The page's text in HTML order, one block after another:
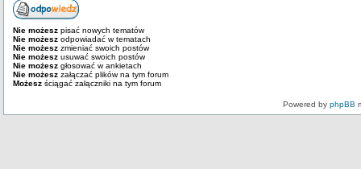
Nie możesz pisać nowych tematów
Nie możesz odpowiadać w tematach
Nie możesz zmieniać swoich postów
Nie możesz usuwać swoich postów
Nie możesz głosować w ankietach
Nie możesz załączać plików na tym forum
Możesz ściągać załączniki na tym forum
Powered by phpBB